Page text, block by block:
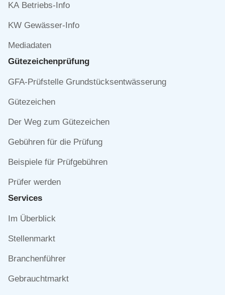
KA Betriebs-Info
KW Gewässer-Info
Mediadaten
Gütezeichen­prüfung
Navigation
GFA-Prüfstelle Grundstücksentwässerung
Gütezeichen
Der Weg zum Gütezeichen
Gebühren für die Prüfung
Beispiele für Prüfgebühren
Prüfer werden
Services
Navigation
Im Überblick
Stellenmarkt
Branchenführer
Gebrauchtmarkt